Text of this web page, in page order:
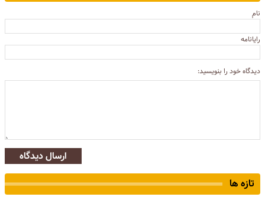
نام
رایانامه
دیدگاه خود را بنویسید:
ارسال دیدگاه
تازه ها